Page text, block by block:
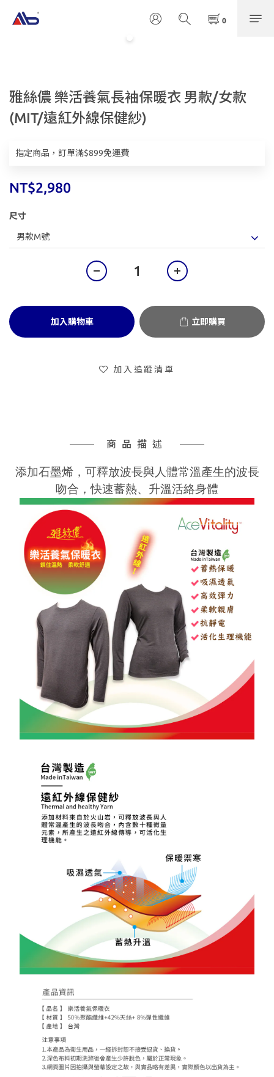
雅絲儂 樂活養氣長袖保暖衣 男款/女款
(MIT/遠紅外線保健紗)
指定商品，訂單滿$899免運費
NT$2,980
尺寸
加入購物車 立即購買
加入追蹤清單
商品描述
添加石墨烯，可釋放波長與人體常溫產生的波長
吻合，快速蓄熱、升溫活絡身體